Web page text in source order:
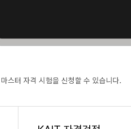
스터 자격 시험을 신청할 수 있습니다.